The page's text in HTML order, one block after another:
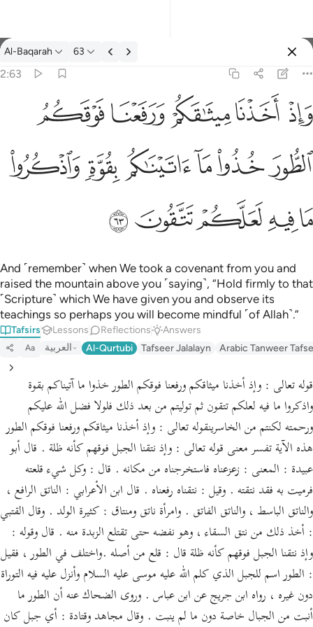
Tafsir: Al-Baqarah 2:63
Al-Baqarah 63
2:63
فوقكم الطور خذوا ما اتيناكم بقوة واذكروا ما فيه لعلكم تتقون ٦٣
ٱلطُّورَ خُذُوا۟ مَآ ءَاتَيْنَـٰكُم بِقُوَّةٍۢ وَٱذْكُرُوا۟ مَا فِيهِ لَعَلَّكُمْ تَتَّقُونَ ٦٣ﱚ ﱛﱜﱝﱞ
ﱟﱠﱡﱢ ﱣﱤ
ﱥﱦﱧﱨﱩ
And ˹remember˺ when We took a covenant from you and
raised the mountain above you ˹saying˺, “Hold firmly to that
˹Scripture˺ which We have given you and observe its
teachings so perhaps you will become mindful ˹of Allah˺.”
Tafsirs Lessons Reflections Answers
Aa العربية Al-Qurtubi Tafseer Jalalayn Arabic Tanweer
قوله تعالى : وإذ أخذنا ميثاقكم ورفعنا فوقكم الطور خذوا ما آتيناكم بقوة
واذكروا ما فيه لعلكم تتقون ثم توليتم من بعد ذلك فلولا فضل الله عليكم
ورحمته لكنتم من الخاسرينقوله تعالى : وإذ أخذنا ميثاقكم ورفعنا فوقكم الطور
هذه الآية تفسر معنى قوله تعالى : وإذ نتقنا الجبل فوقهم كأنه ظلة . قال أبو
عبيدة : المعنى : زعزعناه فاستخرجناه من مكانه . قال : وكل شيء قلعته
فرميت به فقد نتقته . وقيل : نتقناه رفعناه . قال ابن الأعرابي : الناتق الرافع ،
والناتق الباسط ، والناتق الفاتق . وامرأة ناتق ومنتاق : كثيرة الولد . وقال القتبي
: أخذ ذلك من نتق السقاء ، وهو نفضه حتى تقتلع الزبدة منه . قال وقوله :
وإذ نتقنا الجبل فوقهم كأنه ظلة قال : قلع من أصله .واختلف في الطور ، فقيل
: الطور اسم للجبل الذي كلم الله عليه موسى عليه السلام وأنزل عليه فيه التوراة
دون غيره ، رواه ابن جريج عن ابن عباس . وروى الضحاك عنه أن الطور ما
أنبت من الجبال خاصة دون ما لم ينبت . وقال مجاهد وقتادة : أي جبل كان